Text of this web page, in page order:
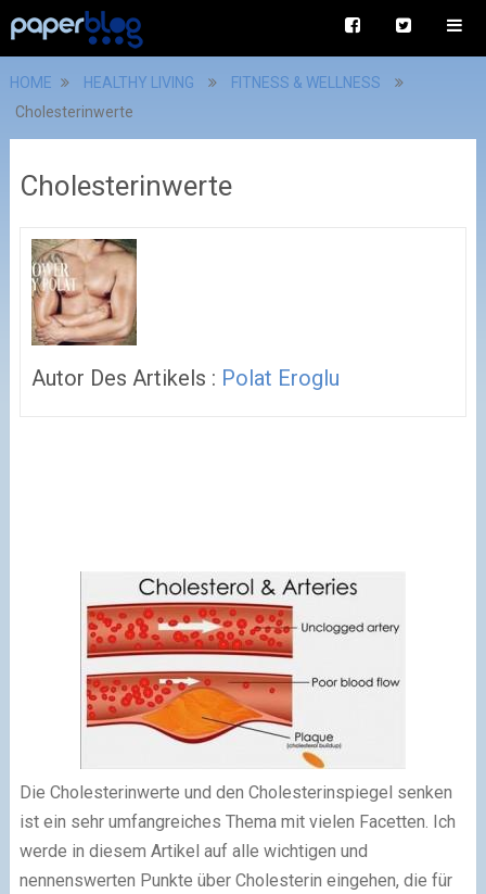
HOME HEALTHY LIVING
FITNESS & WELLNESS
Cholesterinwerte
Cholesterinwerte
Autor Des Artikels : Polat Eroglu
Die Cholesterinwerte und den Cholesterinspiegel senken
ist ein sehr umfangreiches Thema mit vielen Facetten. Ich
werde in diesem Artikel auf alle wichtigen und
nennenswerten Punkte über Cholesterin eingehen, die für